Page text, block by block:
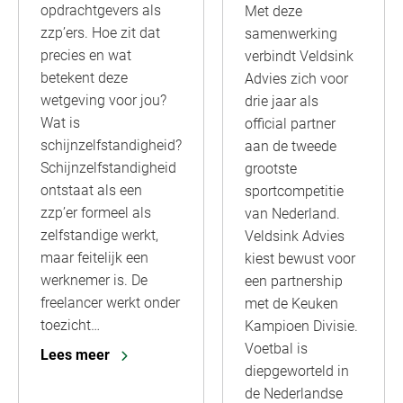
opdrachtgevers als
zzp’ers. Hoe zit dat
precies en wat
betekent deze
wetgeving voor jou?
Wat is
schijnzelfstandigheid?
Schijnzelfstandigheid
ontstaat als een
zzp’er formeel als
zelfstandige werkt,
maar feitelijk een
werknemer is. De
freelancer werkt onder
toezicht…
Lees meer
Met deze
samenwerking
verbindt Veldsink
Advies zich voor
drie jaar als
official partner
aan de tweede
grootste
sportcompetitie
van Nederland.
Veldsink Advies
kiest bewust voor
een partnership
met de Keuken
Kampioen Divisie.
Voetbal is
diepgeworteld in
de Nederlandse